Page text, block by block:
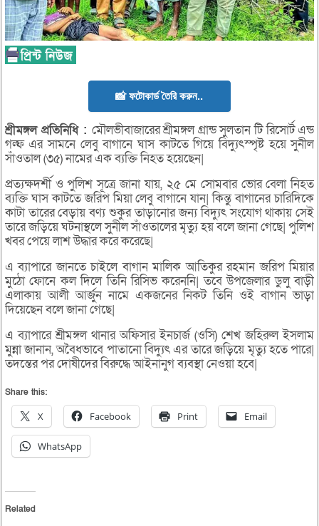
📸 ফটোকার্ড তৈরি করুন..
শ্রীমঙ্গলপ্রতিনিধি : মৌলভীবাজারের শ্রীমঙ্গল গ্রান্ড সুলতান টি রিসোর্ট এন্ড
গল্ফ এর সামনে লেবু বাগানে ঘাস কাটতে গিয়ে বিদ্যুৎস্পৃষ্ট হয়ে সুনীল
সাঁওতাল (৩৫) নামের এক ব্যক্তি নিহত হয়েছেন|
প্রত্যক্ষদর্শী ও পুলিশ সূত্রে জানা যায়, ২৫ মে সোমবার ভোর বেলা নিহত
ব্যক্তি ঘাস কাটতে জরিপ মিয়া লেবু বাগানে যান| কিন্তু বাগানের চারিদিকে
কাটা তারের বেড়ায় বণ্য শুকুর তাড়ানোর জন্য বিদ্যুৎ সংযোগ থাকায় সেই
তারে জড়িয়ে ঘটনাস্থলে সুনীল সাঁওতালের মৃত্যু হয় বলে জানা গেছে| পুলিশ
খবর পেয়ে লাশ উদ্ধার করে করেছে|
এ ব্যাপারে জানতে চাইলে বাগান মালিক আতিকুর রহমান জরিপ মিয়ার
মুঠো ফোনে কল দিলে তিনি রিসিভ করেননি| তবে উপজেলার ডুলু বাড়ী
এলাকায় আলী আর্জুন নামে একজনের নিকট তিনি ওই বাগান ভাড়া
দিয়েছেন বলে জানা গেছে|
এ ব্যাপারে শ্রীমঙ্গল থানার অফিসার ইনচার্জ (ওসি) শেখ জহিরুল ইসলাম
মুন্না জানান, অবৈধভাবে পাতানো বিদ্যুৎ এর তারে জড়িয়ে মৃত্যু হতে পারে|
তদন্তের পর দোষীদের বিরুদ্ধে আইনানুগ ব্যবস্থা নেওয়া হবে|
Share this:
X Facebook Print Email
WhatsApp
Related